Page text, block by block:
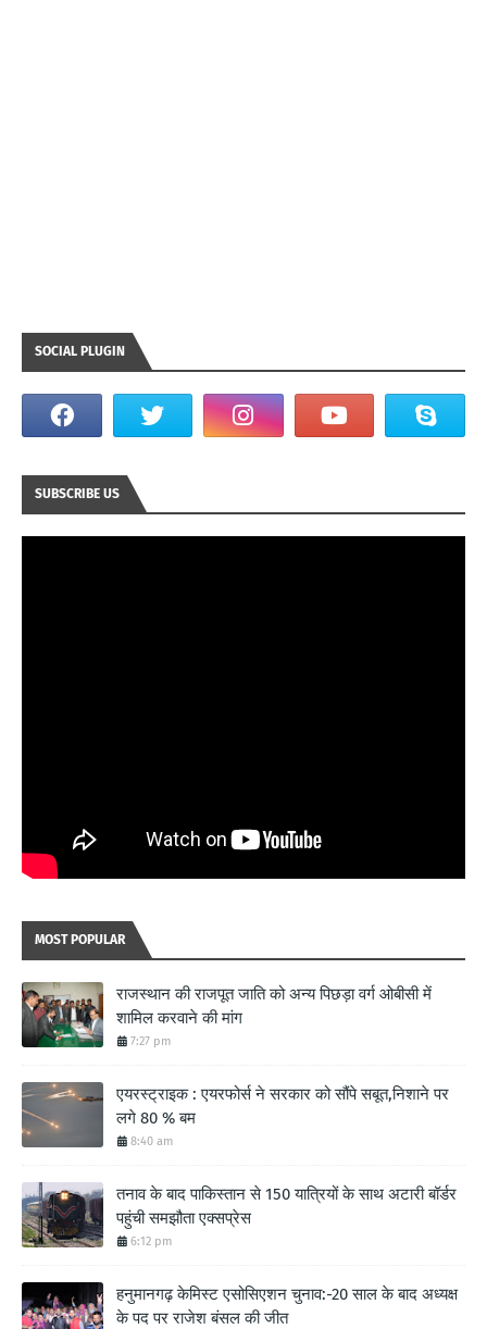
SOCIAL PLUGIN
SUBSCRIBE US
MOST POPULAR
राजस्थान की राजपूत जाति को अन्य पिछड़ा वर्ग ओबीसी में
शामिल करवाने की मांग
7:27 pm
एयरस्ट्राइक : एयरफोर्स ने सरकार को सौंपे सबूत,निशाने पर
लगे 80 % बम
8:40 am
तनाव के बाद पाकिस्तान से 150 यात्रियों के साथ अटारी बॉर्डर
पहुंची समझौता एक्सप्रेस
6:12 pm
हनुमानगढ़ केमिस्ट एसोसिएशन चुनाव:-20 साल के बाद अध्यक्ष
के पद पर राजेश बंसल की जीत